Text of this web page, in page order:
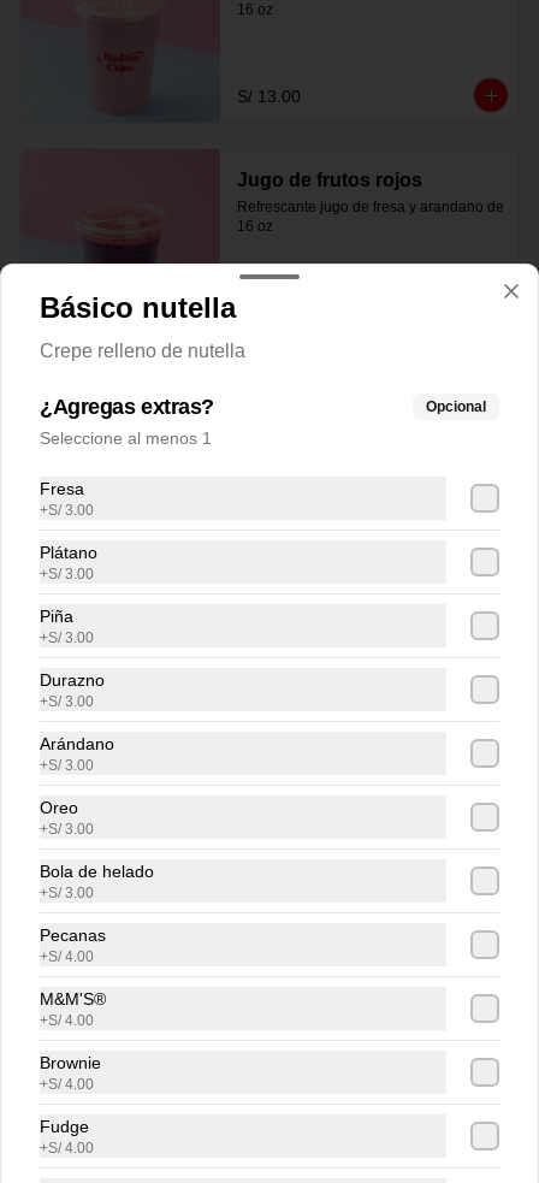
16 oz
S/ 13.00
Jugo de frutos rojos
Refrescante jugo de fresa y arandano de
16 oz
S/ 12.00
Jugo de plátano con leche
S/ 12.00
Conócenos
Zonas de cobertura
Contacto
Términos y Condiciones promos
Términos y condiciones
Política de privacidad
Redes sociales
Instagram
Facebook
Básico nutella
Crepe relleno de nutella
¿Agregas extras? Opcional
Seleccione al menos 1
Fresa
+S/ 3.00
Plátano
+S/ 3.00
Piña
+S/ 3.00
Durazno
+S/ 3.00
Arándano
+S/ 3.00
Oreo
+S/ 3.00
Bola de helado
+S/ 3.00
Pecanas
+S/ 4.00
M&M'S®
+S/ 4.00
Brownie
+S/ 4.00
Fudge
+S/ 4.00